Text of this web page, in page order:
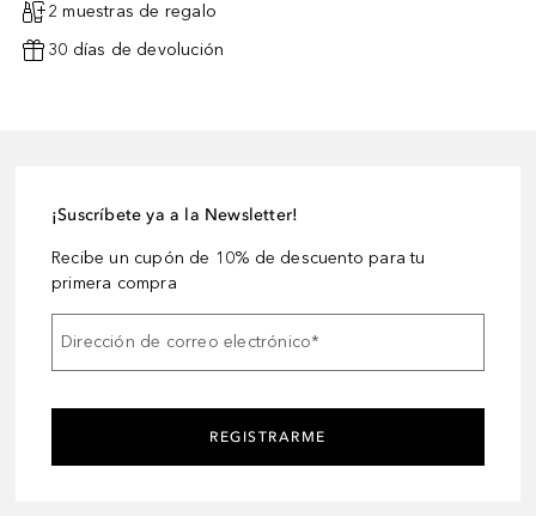
2 muestras de regalo
30 días de devolución
¡Suscríbete ya a la Newsletter!
Recibe un cupón de 10% de descuento para tu
primera compra
Dirección de correo electrónico*
REGISTRARME